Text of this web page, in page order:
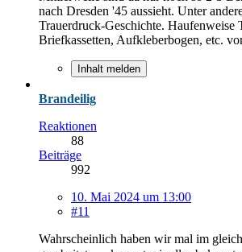
nach Dresden '45 aussieht. Unter
Trauerdruck-Geschichte. Haufenweise
Briefkassetten, Aufkleberbogen, etc.
Inhalt melden
Brandeilig
Reaktionen
88
Beiträge
992
10. Mai 2024 um 13:00
#11
Wahrscheinlich haben wir mal im